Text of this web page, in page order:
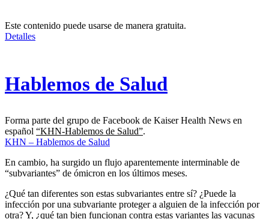
Este contenido puede usarse de manera gratuita.
Detalles
Hablemos de Salud
Forma parte del grupo de Facebook de Kaiser Health News en
español “KHN-Hablemos de Salud”.
KHN – Hablemos de Salud
En cambio, ha surgido un flujo aparentemente interminable de
“subvariantes” de ómicron en los últimos meses.
¿Qué tan diferentes son estas subvariantes entre sí? ¿Puede la
infección por una subvariante proteger a alguien de la infección por
otra? Y, ¿qué tan bien funcionan contra estas variantes las vacunas